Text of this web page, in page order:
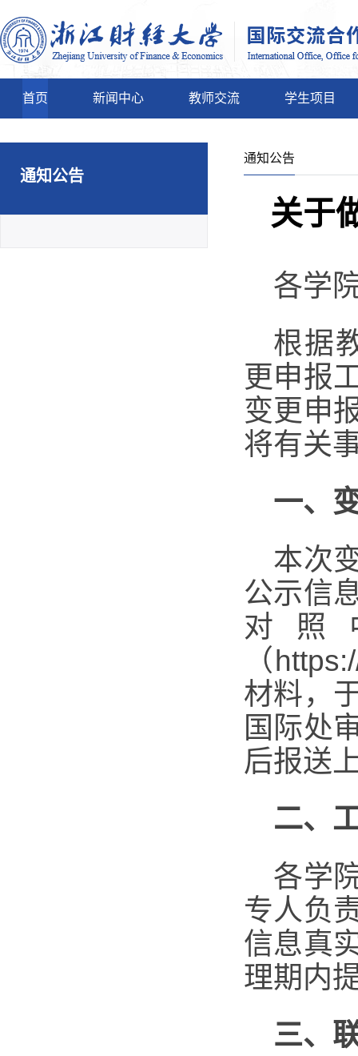
首页 新闻中心 教师交流 学生项目
通知公告
通知公告
关于
各学
根据
更申报
变更申
将有关
一、
本次
公示信
对照
（
材料，
国际处
后报送
二、
各学
专人负
信息真
理期内
三、